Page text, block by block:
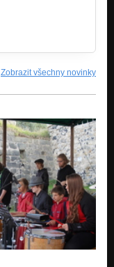
Zobrazit všechny novinky